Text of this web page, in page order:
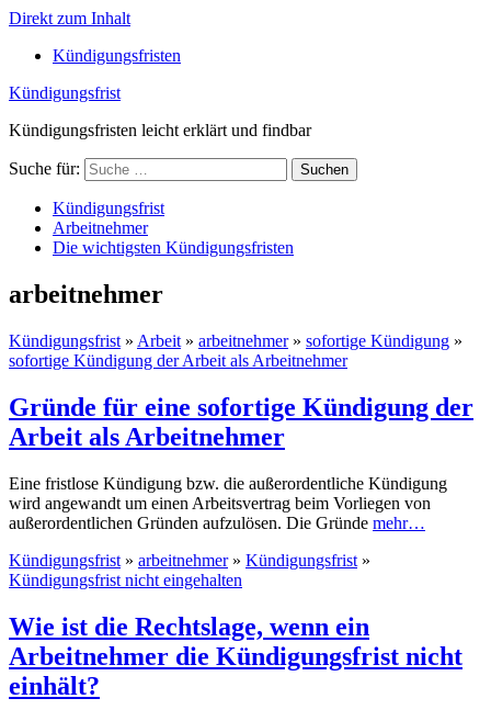
Direkt zum Inhalt
Kündigungsfristen
Kündigungsfrist
Kündigungsfristen leicht erklärt und findbar
Suche für: Suchen
Kündigungsfrist
Arbeitnehmer
Die wichtigsten Kündigungsfristen
arbeitnehmer
Kündigungsfrist » Arbeit » arbeitnehmer» sofortige Kündigung »
sofortige Kündigung der Arbeit als Arbeitnehmer
Gründe für eine sofortige Kündigung der
Arbeit als Arbeitnehmer
Eine fristlose Kündigung bzw. die außerordentliche Kündigung
wird angewandt um einen Arbeitsvertrag beim Vorliegen von
außerordentlichen Gründen aufzulösen. Die Gründe mehr…
Kündigungsfrist » arbeitnehmer» Kündigungsfrist »
Kündigungsfrist nicht eingehalten
Wie ist die Rechtslage, wenn ein
Arbeitnehmer die Kündigungsfrist nicht
einhält?